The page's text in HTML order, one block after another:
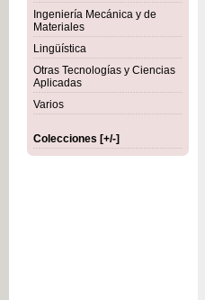
Ingeniería Mecánica y de
Materiales
Lingüística
Otras Tecnologías y Ciencias
Aplicadas
Varios
Colecciones [+/-]